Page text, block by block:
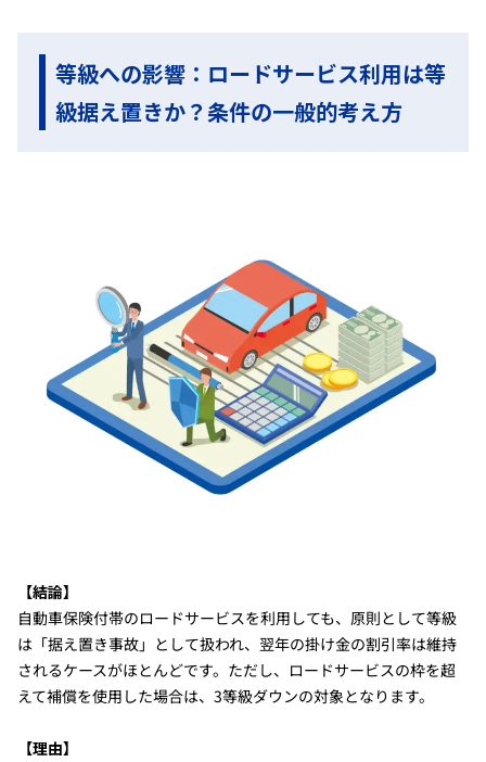
等級への影響：ロードサービス利用は等
級据え置きか？条件の一般的考え方
【結論】
自動車保険付帯のロードサービスを利用しても、原則として等級
は「据え置き事故」として扱われ、翌年の掛け金の割引率は維持
されるケースがほとんどです。ただし、ロードサービスの枠を超
えて補償を使用した場合は、3等級ダウンの対象となります。
【理由】